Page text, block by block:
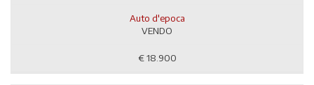
Auto d'epoca
VENDO
€ 18.900